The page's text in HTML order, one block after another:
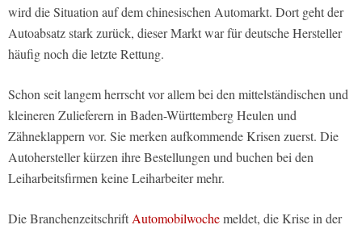
wird die Situation auf dem chinesischen Automarkt. Dort geht der
Autoabsatz stark zurück, dieser Markt war für deutsche Hersteller
häufig noch die letzte Rettung.
Schon seit langem herrscht vor allem bei den mittelständischen und
kleineren Zulieferern in Baden-Württemberg Heulen und
Zähneklappern vor. Sie merken aufkommende Krisen zuerst. Die
Autohersteller kürzen ihre Bestellungen und buchen bei den
Leiharbeitsfirmen keine Leiharbeiter mehr.
Die Branchenzeitschrift Automobilwochemeldet, die Krise in der